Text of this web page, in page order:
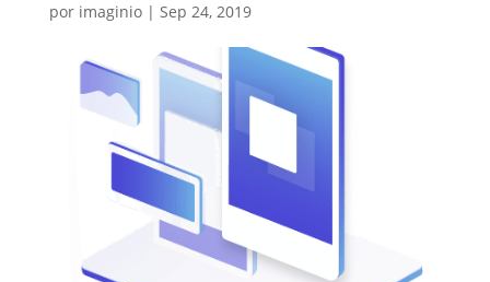
por imaginio| Sep 24, 2019